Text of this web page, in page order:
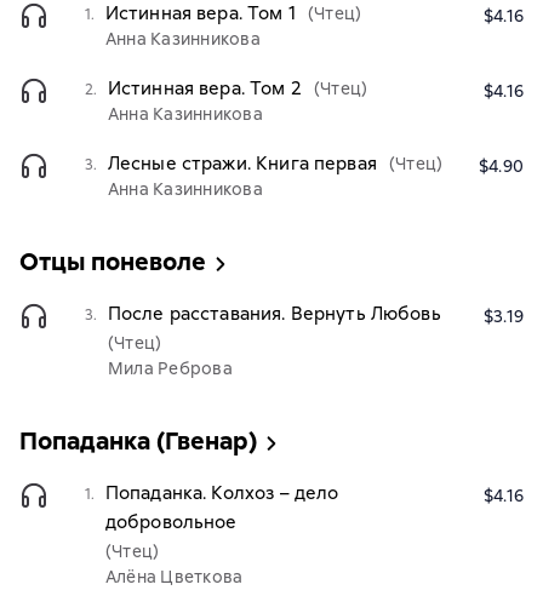
1. Истинная вера. Том 1
(Чтец)
Анна Казинникова
$4.16
2. Истинная вера. Том 2
(Чтец)
Анна Казинникова
$4.16
3. Лесные стражи. Книга первая
(Чтец)
Анна Казинникова
$4.90
Отцы поневоле
3. После расставания. Вернуть Любовь
(Чтец)
Мила Реброва
$3.19
Попаданка (Гвенар)
1.
Попаданка. Колхоз – дело
добровольное
(Чтец)
Алёна Цветкова
$4.16